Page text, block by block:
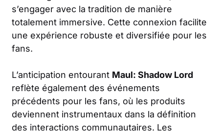
s’engager avec la tradition de manière
totalement immersive. Cette connexion facilite
une expérience robuste et diversifiée pour les
fans.
L’anticipation entourant Maul: Shadow Lord
reflète également des événements
précédents pour les fans, où les produits
deviennent instrumentaux dans la définition
des interactions communautaires. Les